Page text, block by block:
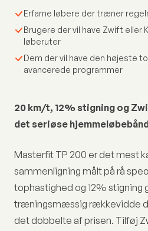
Erfarne løbere der træner
Brugere der vil have Zwift eller
løberuter
Dem der vil have den højeste
avancerede programmer
20 km/t, 12% stigning og
det seriøse
Masterfit TP 200 er det mest
sammenligning målt på rå
tophastighed og 12% stigning
træningsmæssig rækkevidde
det dobbelte af prisen. Tilføj